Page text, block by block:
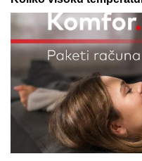
03. 08. 2026 13:23
Hibrid broj 1 koji osvaja
akcijskoj ceni od 19.990€